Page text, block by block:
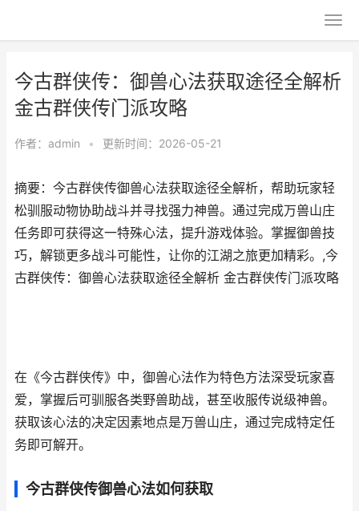
今古群侠传：御兽心法获取途径全解析
金古群侠传门派攻略
作者： admin • 更新时间：2026-05-21
摘要：今古群侠传御兽心法获取途径全解析，帮助玩家轻
松驯服动物协助战斗并寻找强力神兽。通过完成万兽山庄
任务即可获得这一特殊心法，提升游戏体验。掌握御兽技
巧，解锁更多战斗可能性，让你的江湖之旅更加精彩。,今
古群侠传：御兽心法获取途径全解析 金古群侠传门派攻略
在《今古群侠传》中，御兽心法作为特色方法深受玩家喜
爱，掌握后可驯服各类野兽助战，甚至收服传说级神兽。
获取该心法的决定因素地点是万兽山庄，通过完成特定任
务即可解开。
今古群侠传御兽心法如何获取